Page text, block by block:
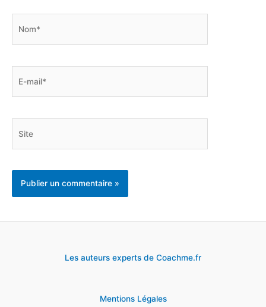
Les auteurs experts de Coachme.fr
Mentions Légales